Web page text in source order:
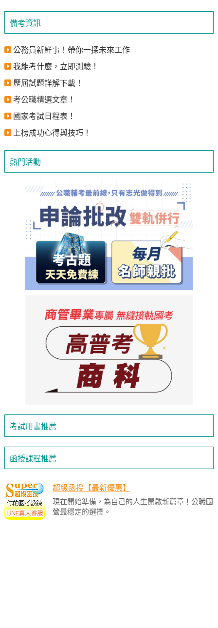
備考資訊
公務員新鮮事！帶你一探未來工作
我能考什麼，立即測驗！
歷屆試題詳解下載！
考公職精選文章！
國家考試日程表！
上榜成功心得與技巧！
熱門活動
考試用書推薦
函授課程推薦
超級函授【最新優惠】
現在開始準備，為自己的人生開啟新篇章！公職國
營最穩定的選擇。